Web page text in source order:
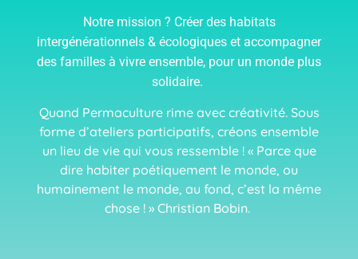
Notre mission ? Créer des habitats
intergénérationnels & écologiques et accompagner
des familles à vivre ensemble, pour un monde plus
solidaire.
Quand Permaculture rime avec créativité. Sous
forme d’ateliers participatifs, créons ensemble
un lieu de vie qui vous ressemble ! « Parce que
dire habiter poétiquement le monde, ou
humainement le monde, au fond, c’est la même
chose ! » Christian Bobin.